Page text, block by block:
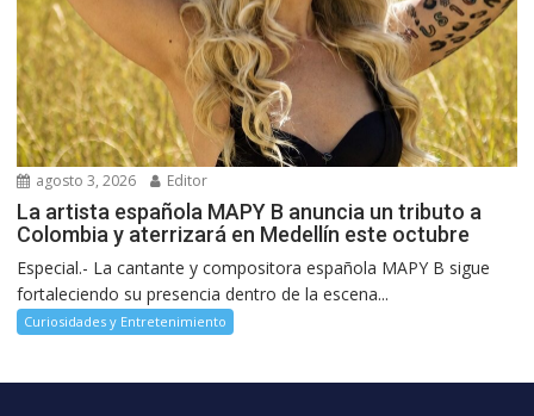
agosto 3, 2026 Editor
La artista española MAPY B anuncia un tributo a
Colombia y aterrizará en Medellín este octubre
Especial.- La cantante y compositora española MAPY B sigue
fortaleciendo su presencia dentro de la escena...
Curiosidades y Entretenimiento